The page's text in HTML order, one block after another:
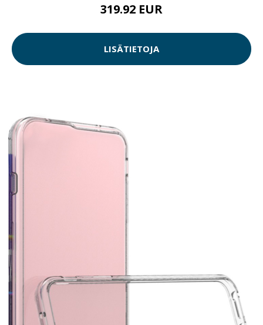
319.92 EUR
LISÄTIETOJA